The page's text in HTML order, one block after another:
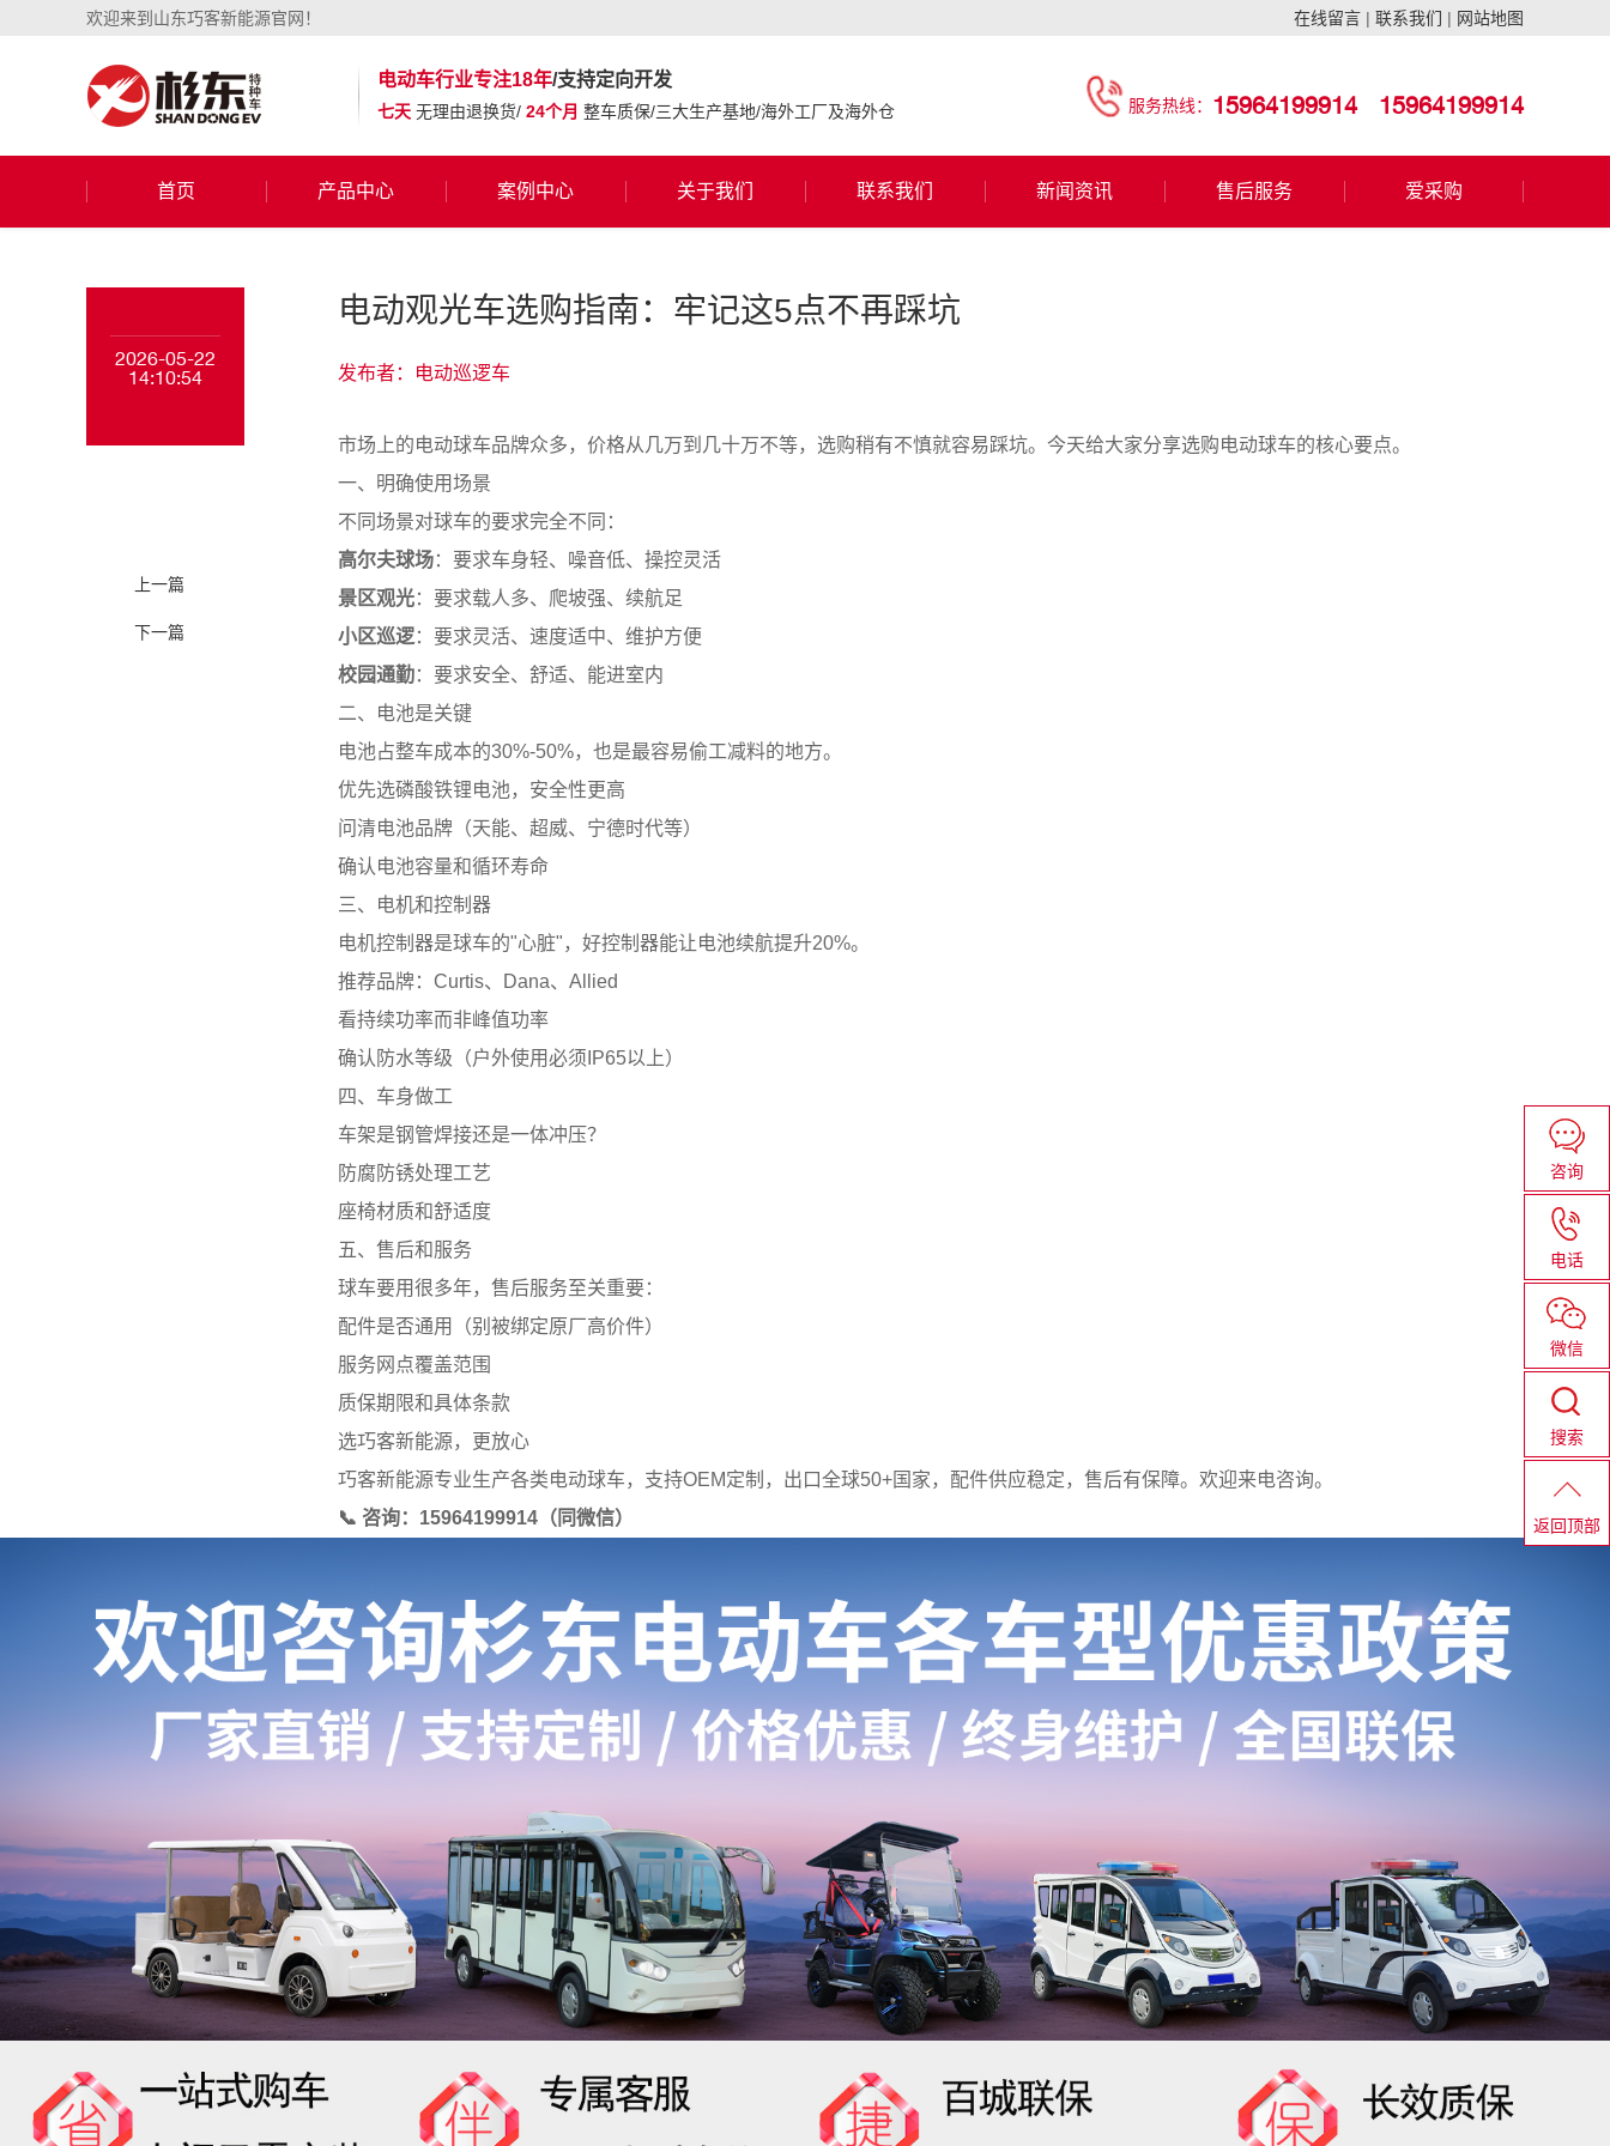
欢迎来到山东巧客新能源官网！ 在线留言 | 联系我们 | 网站地图
电动车行业专注18年/支持定向开发
七天 无理由退换货/ 24个月 整车质保/三大生产基地/海外工厂及海外仓 服务热线： 15964199914 15964199914
首页 产品中心 案例中心 关于我们 联系我们 新闻资讯 售后服务 爱采购
2026-05-22
14:10:54
上一篇
下一篇
电动观光车选购指南：牢记这5点不再踩坑
发布者：电动巡逻车
市场上的电动球车品牌众多，价格从几万到几十万不等，选购稍有不慎就容易踩坑。今天给大家分享选购电动球车的核心要点。
一、明确使用场景
不同场景对球车的要求完全不同：
高尔夫球场：要求车身轻、噪音低、操控灵活
景区观光：要求载人多、爬坡强、续航足
小区巡逻：要求灵活、速度适中、维护方便
校园通勤：要求安全、舒适、能进室内
二、电池是关键
电池占整车成本的30%-50%，也是最容易偷工减料的地方。
优先选磷酸铁锂电池，安全性更高
问清电池品牌（天能、超威、宁德时代等）
确认电池容量和循环寿命
三、电机和控制器
电机控制器是球车的"心脏"，好控制器能让电池续航提升20%。
推荐品牌：Curtis、Dana、Allied
看持续功率而非峰值功率
确认防水等级（户外使用必须IP65以上）
四、车身做工
车架是钢管焊接还是一体冲压？
防腐防锈处理工艺
座椅材质和舒适度
五、售后和服务
球车要用很多年，售后服务至关重要：
配件是否通用（别被绑定原厂高价件）
服务网点覆盖范围
质保期限和具体条款
选巧客新能源，更放心
巧客新能源专业生产各类电动球车，支持OEM定制，出口全球50+国家，配件供应稳定，售后有保障。欢迎来电咨询。
📞 咨询：15964199914（同微信）
咨询
电话
微信
搜索
返回顶部